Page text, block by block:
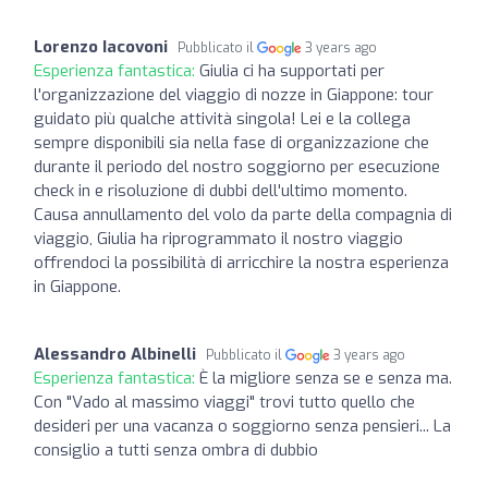
Lorenzo Iacovoni Pubblicato il 3 years ago
Esperienza fantastica: Giulia ci ha supportati per
l'organizzazione del viaggio di nozze in Giappone: tour
guidato più qualche attività singola! Lei e la collega
sempre disponibili sia nella fase di organizzazione che
durante il periodo del nostro soggiorno per esecuzione
check in e risoluzione di dubbi dell'ultimo momento.
Causa annullamento del volo da parte della compagnia di
viaggio, Giulia ha riprogrammato il nostro viaggio
offrendoci la possibilità di arricchire la nostra esperienza
in Giappone.
Alessandro Albinelli Pubblicato il 3 years ago
Esperienza fantastica: È la migliore senza se e senza ma.
Con "Vado al massimo viaggi" trovi tutto quello che
desideri per una vacanza o soggiorno senza pensieri... La
consiglio a tutti senza ombra di dubbio